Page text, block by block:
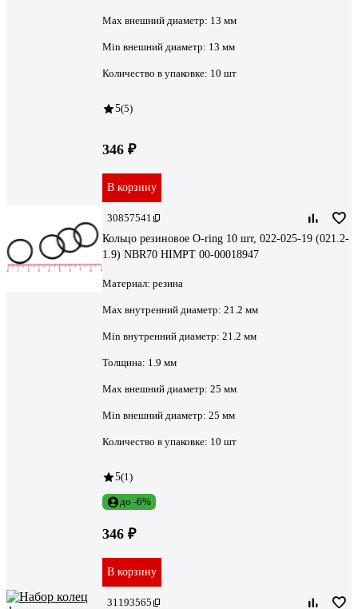
Мах внешний диаметр: 13 мм
Min внешний диаметр: 13 мм
Количество в упаковке: 10 шт
5(5)
346 ₽
В корзину
30857541
Кольцо резиновое O-ring 10 шт, 022-025-19 (021.2-
1.9) NBR70 HIMPT 00-00018947
Материал: резина
Max внутренний диаметр: 21.2 мм
Min внутренний диаметр: 21.2 мм
Толщина: 1.9 мм
Мах внешний диаметр: 25 мм
Min внешний диаметр: 25 мм
Количество в упаковке: 10 шт
5(1)
до -6%
346 ₽
В корзину
31193565